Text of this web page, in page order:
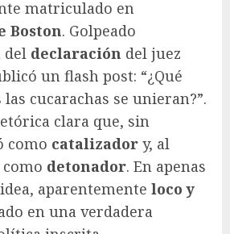
matriculado en
Boston. Golpeado
del declaración del juez
un flash post: “¿Qué
cucarachas se unieran?”.
clara que, sin
como catalizador y, al
detonador. En apenas
aparentemente loco y
en una verdadera